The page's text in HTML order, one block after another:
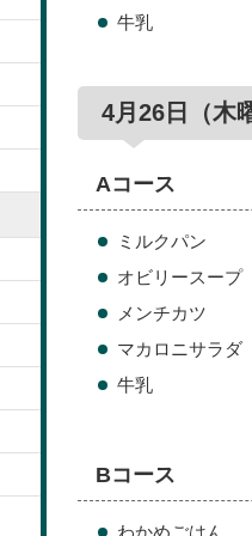
牛乳
4月26日（木
Aコース
ミルクパン
オビリースープ
メンチカツ
マカロニサラダ
牛乳
Bコース
わかめごはん